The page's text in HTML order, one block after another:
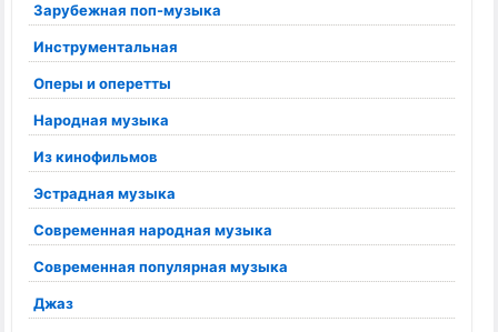
Зарубежная поп-музыка
Инструментальная
Оперы и оперетты
Народная музыка
Из кинофильмов
Эстрадная музыка
Современная народная музыка
Современная популярная музыка
Джаз